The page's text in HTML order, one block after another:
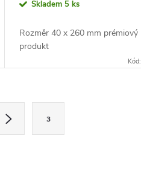
Skladem 5 ks
Rozměr 40 x 260 mm prémiový
produkt
Kód:
3